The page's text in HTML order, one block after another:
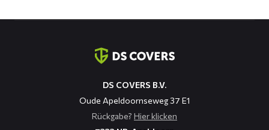
DS COVERS B.V.
Oude Apeldoornseweg 37 E1
Rückgabe? Hier klicken